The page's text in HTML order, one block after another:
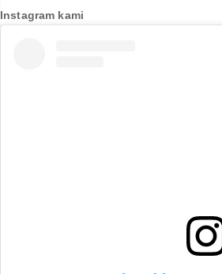
Instagram kami